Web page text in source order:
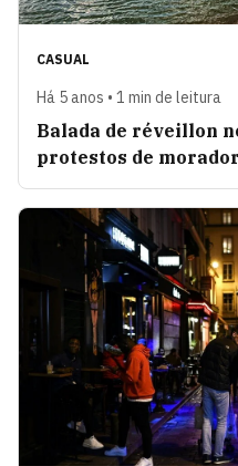
CASUAL
Há 5 anos • 1 min de leitura
Balada de réveillon
protestos de